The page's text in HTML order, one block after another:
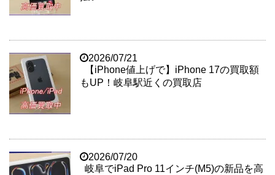
2026/07/21
【iPhone値上げで】iPhone 17の買取額
もUP！岐阜駅近くの買取店
2026/07/20
岐阜でiPad Pro 11インチ(M5)の新品を高